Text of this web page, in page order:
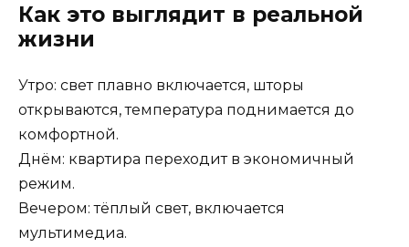
Как это выглядит в реальной
жизни
Утро: свет плавно включается, шторы
открываются, температура поднимается до
комфортной.
Днём: квартира переходит в экономичный
режим.
Вечером: тёплый свет, включается
мультимедиа.